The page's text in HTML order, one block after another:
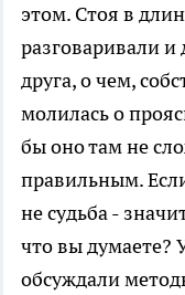
этом. Стоя в
разговаривали
друга, о чем,
молилась о
бы оно там не
правильным.
не судьба -
что вы думаете?
обсуждали